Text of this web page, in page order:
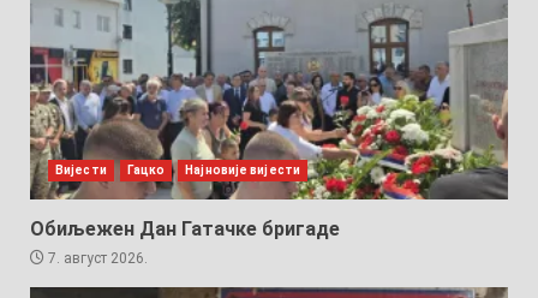
Вијести Гацко Најновије вијести
Обиљежен Дан Гатачке бригаде
7. август 2026.